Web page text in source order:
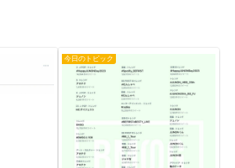
今日のトピック